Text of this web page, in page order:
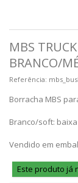
MBS
BRANCO/
Referência:
Borracha MBS
Branco/soft:
Vendido em
Este produto já